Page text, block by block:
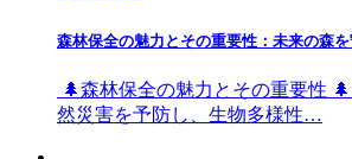
森林保全の魅力とその重要性：未来の森を
🌲森林保全の魅力とその重要性
然災害を予防し、生物多様性…